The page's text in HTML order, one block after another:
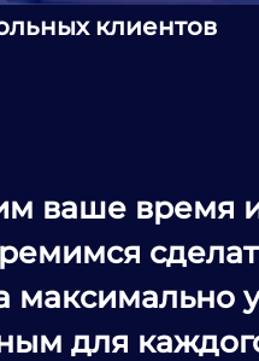
клиентов
ваше время
максимально
для